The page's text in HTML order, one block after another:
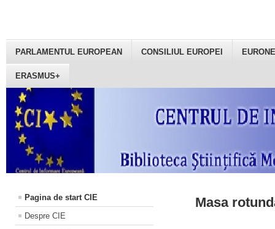
PARLAMENTUL EUROPEAN CONSILIUL EUROPEI
ERASMUS+
Pagina de start CIE
Despre CIE
Masa